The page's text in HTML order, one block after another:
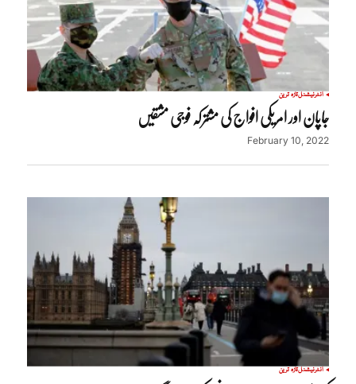
انٹرنیشنلتازہ ترین
جاپان اور امریکی افواج کی مشترکہ فوجی مشقیں
February 10, 2022
انٹرنیشنلتازہ ترین